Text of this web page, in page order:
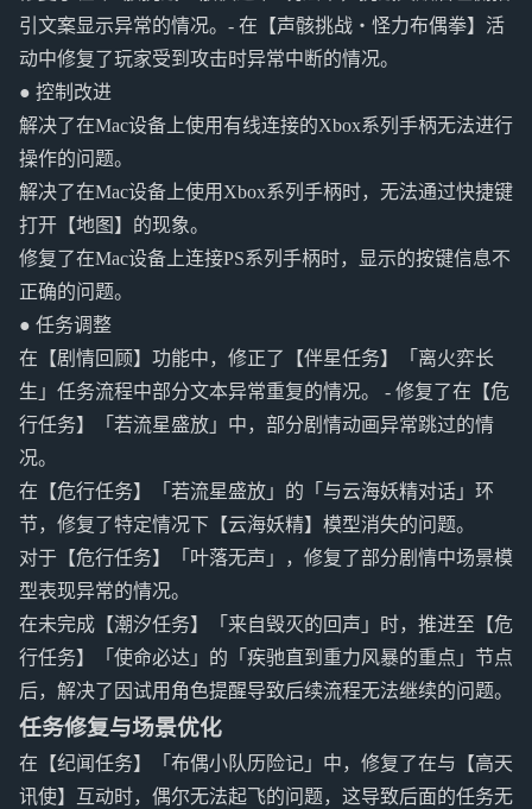
引文案显示异常的情况。- 在【声骸挑战・怪力布偶拳】活
动中修复了玩家受到攻击时异常中断的情况。
● 控制改进
解决了在Mac设备上使用有线连接的Xbox系列手柄无法进行
操作的问题。
解决了在Mac设备上使用Xbox系列手柄时，无法通过快捷键
打开【地图】的现象。
修复了在Mac设备上连接PS系列手柄时，显示的按键信息不
正确的问题。
● 任务调整
在【剧情回顾】功能中，修正了【伴星任务】「离火弈长
生」任务流程中部分文本异常重复的情况。 - 修复了在【危
行任务】「若流星盛放」中，部分剧情动画异常跳过的情
况。
在【危行任务】「若流星盛放」的「与云海妖精对话」环
节，修复了特定情况下【云海妖精】模型消失的问题。
对于【危行任务】「叶落无声」，修复了部分剧情中场景模
型表现异常的情况。
在未完成【潮汐任务】「来自毁灭的回声」时，推进至【危
行任务】「使命必达」的「疾驰直到重力风暴的重点」节点
后，解决了因试用角色提醒导致后续流程无法继续的问题。
任务修复与场景优化
在【纪闻任务】「布偶小队历险记」中，修复了在与【高天
讯使】互动时，偶尔无法起飞的问题，这导致后面的任务无